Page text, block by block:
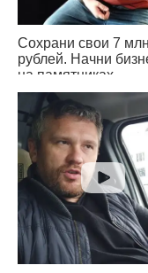
Сохрани свои 7
рублей. Начни
на памятниках